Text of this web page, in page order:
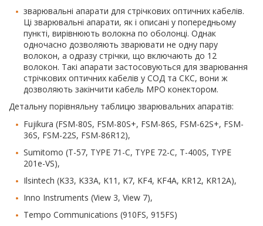
зварювальні апарати для стрічкових оптичних кабелів.
Ці зварювальні апарати, як і описані у попередньому
пункті, вирівнюють волокна по оболонці. Однак
одночасно дозволяють зварювати не одну пару
волокон, а одразу стрічки, що включають до 12
волокон. Такі апарати застосовуються для зварювання
стрічкових оптичних кабелів у СОД та СКС, вони ж
дозволяють закінчити кабель MPO конектором.
Детальну порівняльну таблицю зварювальних апаратів:
Fujikura (FSM-80S, FSM-80S+, FSM-86S, FSM-62S+, FSM-
36S, FSM-22S, FSM-86R12),
Sumitomo (T-57, TYPE 71-C, TYPE 72-C, T-400S, TYPE
201e-VS),
Ilsintech (K33, K33A, K11, K7, KF4, KF4A, KR12, KR12A),
Inno Instruments (View 3, View 7),
Tempo Communications (910FS, 915FS)